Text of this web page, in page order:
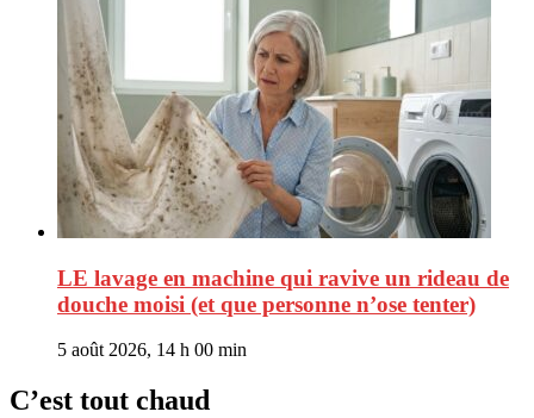
LE lavage en machine qui ravive un rideau de
douche moisi (et que personne n’ose tenter)
5 août 2026, 14 h 00 min
C’est tout chaud